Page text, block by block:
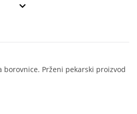
borovnice. Prženi pekarski proizvod